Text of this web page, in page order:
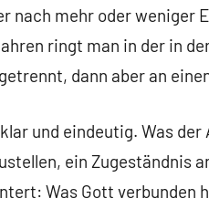
nach mehr oder weniger
ringt man in der in
dann aber an
und eindeutig. Was
ein Zugeständnis
Was Gott verbunden